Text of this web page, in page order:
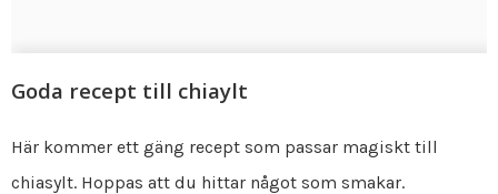
Goda recept till chiaylt
Här kommer ett gäng recept som passar magiskt till
chiasylt. Hoppas att du hittar något som smakar.